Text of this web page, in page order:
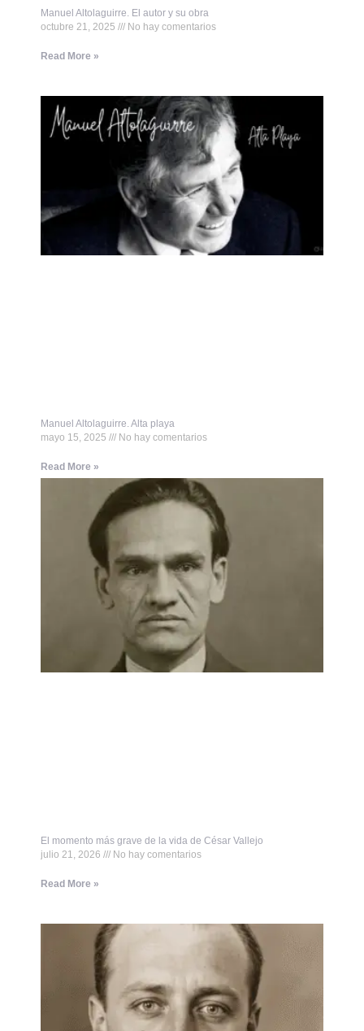
Manuel Altolaguirre. El autor y su obra
octubre 21, 2025
No hay comentarios
Read More »
Manuel Altolaguirre. Alta playa
mayo 15, 2025
No hay comentarios
Read More »
El momento más grave de la vida de César Vallejo
julio 21, 2026
No hay comentarios
Read More »